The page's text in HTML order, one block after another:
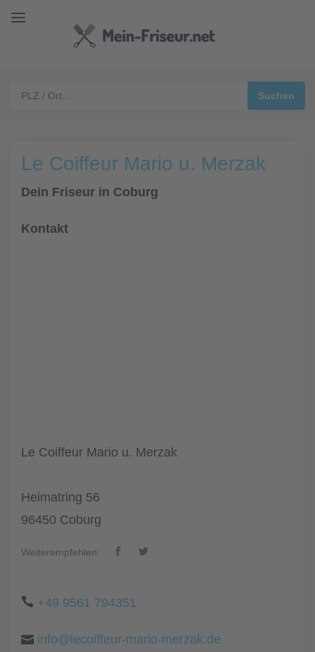
Le Coiffeur Mario u. Merzak
Dein Friseur in Coburg
Kontakt
Le Coiffeur Mario u. Merzak
Heimatring 56
96450 Coburg
Weiterempfehlen:
+49 9561 794351
info@lecoiffeur-mario-merzak.de